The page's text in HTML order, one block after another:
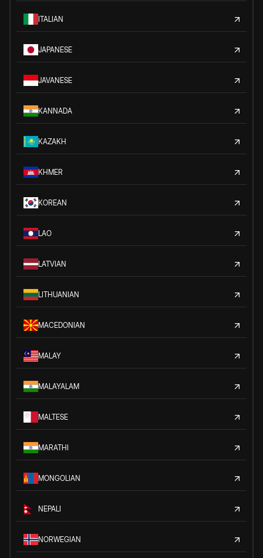
ITALIAN
JAPANESE
JAVANESE
KANNADA
KAZAKH
KHMER
KOREAN
LAO
LATVIAN
LITHUANIAN
MACEDONIAN
MALAY
MALAYALAM
MALTESE
MARATHI
MONGOLIAN
NEPALI
NORWEGIAN